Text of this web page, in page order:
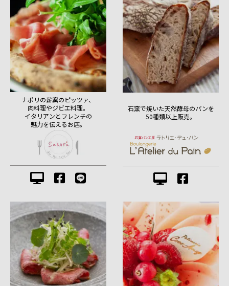
ナポリの薪窯のピッツァ、
肉料理やジビエ料理。
イタリアンとフレンチの
魅力を伝えるお店。
石窯で焼いた天然酵母のパンを
50種類以上販売。